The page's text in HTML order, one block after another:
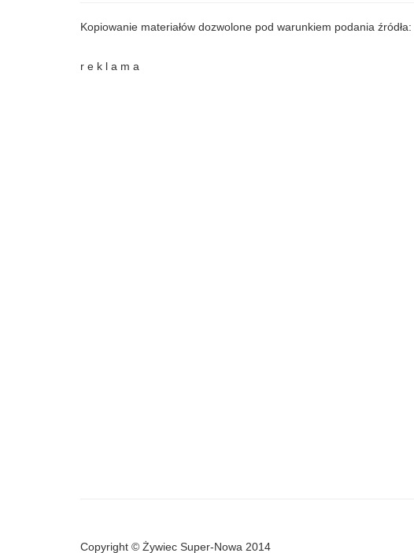
Kopiowanie materiałów dozwolone pod warunkiem podania źródła:
r e k l a m a
Copyright © Żywiec Super-Nowa 2014